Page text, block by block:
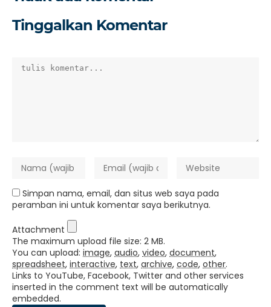
Tinggalkan Komentar
Simpan nama, email, dan situs web saya pada
peramban ini untuk komentar saya berikutnya.
Attachment
The maximum upload file size: 2 MB.
You can upload: image, audio, video, document,
spreadsheet, interactive, text, archive, code, other.
Links to YouTube, Facebook, Twitter and other services
inserted in the comment text will be automatically
embedded.